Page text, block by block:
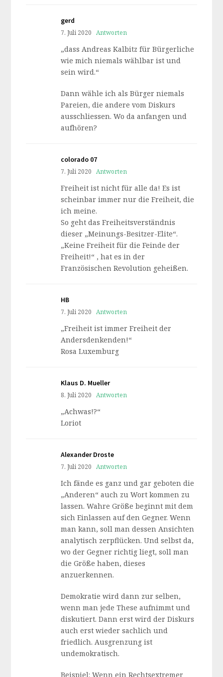
gerd
7. Juli 2020 Antworten
„dass Andreas Kalbitz für Bürgerliche
wie mich niemals wählbar ist und
sein wird.“
Dann wähle ich als Bürger niemals
Pareien, die andere vom Diskurs
ausschliessen. Wo da anfangen und
aufhören?
colorado 07
7. Juli 2020 Antworten
Freiheit ist nicht für alle da! Es ist
scheinbar immer nur die Freiheit, die
ich meine.
So geht das Freiheitsverständnis
dieser „Meinungs-Besitzer-Elite“.
„Keine Freiheit für die Feinde der
Freiheit!“ , hat es in der
Französischen Revolution geheißen.
HB
7. Juli 2020 Antworten
„Freiheit ist immer Freiheit der
Andersdenkenden!“
Rosa Luxemburg
Klaus D. Mueller
8. Juli 2020 Antworten
„Achwas!?“
Loriot
Alexander Droste
7. Juli 2020 Antworten
Ich fände es ganz und gar geboten die
„Anderen“ auch zu Wort kommen zu
lassen. Wahre Größe beginnt mit dem
sich Einlassen auf den Gegner. Wenn
man kann, soll man dessen Ansichten
analytisch zerpflücken. Und selbst da,
wo der Gegner richtig liegt, soll man
die Größe haben, dieses
anzuerkennen.
Demokratie wird dann zur selben,
wenn man jede These aufnimmt und
diskutiert. Dann erst wird der Diskurs
auch erst wieder sachlich und
friedlich. Ausgrenzung ist
undemokratisch.
Beispiel: Wenn ein Rechtsextremer